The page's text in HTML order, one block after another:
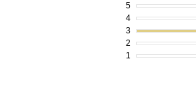
5
4
3
2
1